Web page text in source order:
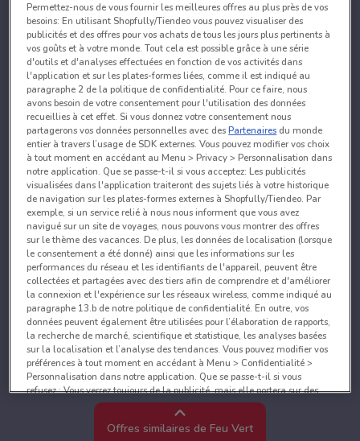
Offres similaires de Feu Vert
Permettez-nous de vous fournir les meilleures offres au plus près de vos
besoins: En utilisant Shopfully/Tiendeo vous pouvez visualiser des
publicités et des offres pour vos achats de tous les jours plus pertinents à
vos goûts et à votre monde. Tout cela est possible grâce à une série
d'outils et d'analyses effectuées en fonction de vos activités dans
l'application et sur les plates-formes liées, comme il est indiqué au
paragraphe 2 de la politique de confidentialité. Pour ce faire, nous
avons besoin de votre consentement pour l'utilisation des données
recueillies à cet effet. Si vous donnez votre consentement nous
partagerons vos données personnelles avec desPartenaires du monde
entier à travers l’usage de SDK externes. Vous pouvez modifier vos choix
à tout moment en accédant au Menu > Privacy > Personnalisation dans
notre application. Que se passe-t-il si vous acceptez: Les publicités
visualisées dans l'application traiteront des sujets liés à votre historique
de navigation sur les plates-formes externes à Shopfully/Tiendeo. Par
exemple, si un service relié à nous nous informent que vous avez
navigué sur un site de voyages, nous pouvons vous montrer des offres
sur le thème des vacances. De plus, les données de localisation (lorsque
le consentement a été donné) ainsi que les informations sur les
performances du réseau et les identifiants de l'appareil, peuvent être
collectées et partagées avec des tiers afin de comprendre et d'améliorer
la connexion et l'expérience sur les réseaux wireless, comme indiqué au
paragraphe 13.b de notre politique de confidentialité. En outre, vos
données peuvent également être utilisées pour l’élaboration de rapports,
la recherche de marché, scientifique et statistique, les analyses basées
sur la localisation et l’analyse des tendances. Vous pouvez modifier vos
préférences à tout moment en accédant à Menu > Confidentialité >
Personnalisation dans notre application. Que se passe-t-il si vous
refusez : Vous verrez toujours de la publicité, mais elle portera sur des
sujets généraux et ne sera probablement pas pertinente pour vos centres
d’intérêt. Vous pouvez changer d’avis à tout moment en accédant à
Menu > Confidentialité > Personnalisation dans notre application.